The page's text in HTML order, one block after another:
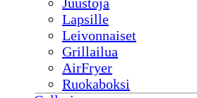
Lapsille
Leivonnaiset
Grillailua
AirFryer
Ruokaboksi